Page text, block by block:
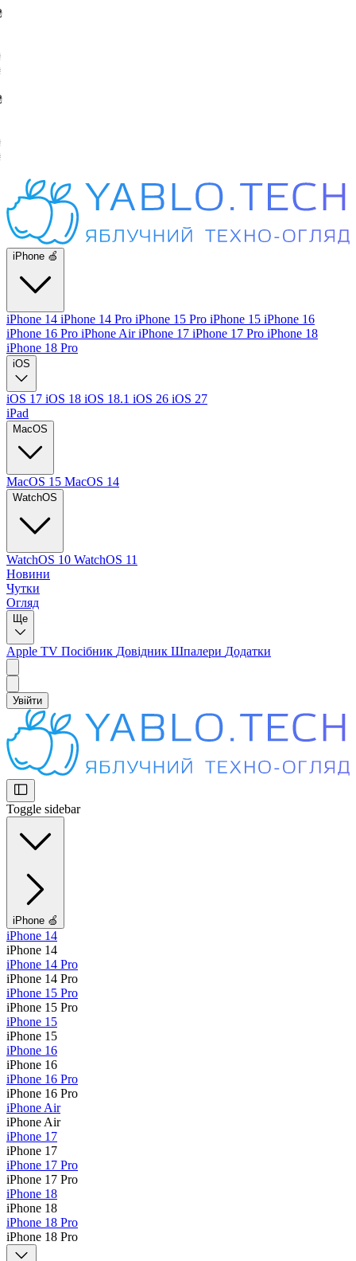
iPhone 🍏
iPhone 14 iPhone 14 Pro iPhone 15 Pro iPhone 15 iPhone 16
iPhone 16 Pro iPhone AiriPhone 17 iPhone 17 Pro iPhone 18
iPhone 18 Pro
iOS
iOS 17 iOS 18 iOS 18.1 iOS 26 iOS 27
iPad
MacOS
MacOS 15 MacOS 14
WatchOS
WatchOS 10 WatchOS 11
Новини
Чутки
Огляд
Ще
Apple TV Посібник Довідник Шпалери Додатки
Увійти
Toggle sidebar
iPhone 🍏
iPhone 14
iPhone 14
iPhone 14 Pro
iPhone 14 Pro
iPhone 15 Pro
iPhone 15 Pro
iPhone 15
iPhone 15
iPhone 16
iPhone 16
iPhone 16 Pro
iPhone 16 Pro
iPhone Air
iPhone Air
iPhone 17
iPhone 17
iPhone 17 Pro
iPhone 17 Pro
iPhone 18
iPhone 18
iPhone 18 Pro
iPhone 18 Pro